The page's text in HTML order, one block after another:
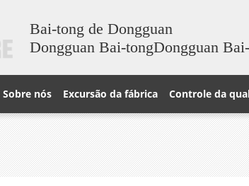
Bai-tong de Dongguan
Dongguan Bai-tongDongguan
Sobre nós Excursão da fábrica Controle da